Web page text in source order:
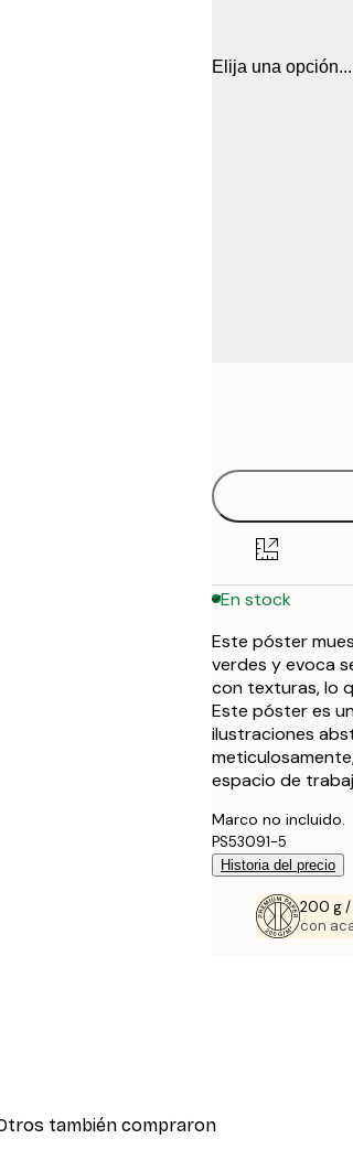
Elija una opción...
En stock
Este póster
verdes y evoca
con texturas, lo
Este póster es
ilustraciones
espacio de
Marco no incluido.
PS53091-5
Historia del precio
200 g /
con
también compraron